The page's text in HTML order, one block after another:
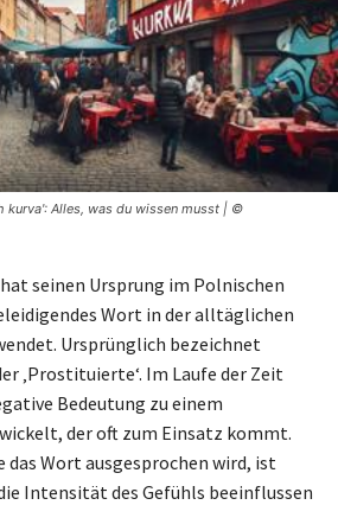
kurva': Alles, was du wissen musst | ©
hat seinen Ursprung im Polnischen
Wort in der alltäglichen
Ursprünglich bezeichnet
‚Prostituierte‘. Im Laufe der Zeit
Bedeutung zu einem
der oft zum Einsatz kommt.
das Wort ausgesprochen wird, ist
Intensität des Gefühls beeinflussen